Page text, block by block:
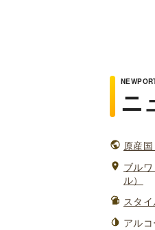
ニ
原産
ブル
ル）
スタ
アル